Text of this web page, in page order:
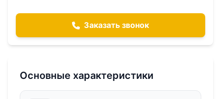
Заказать звонок
Основные характеристики